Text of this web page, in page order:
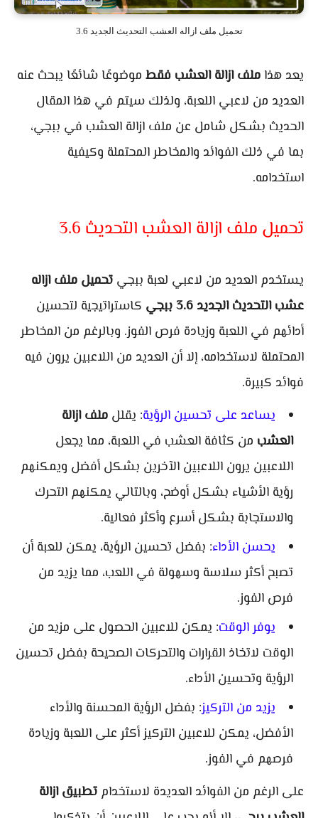
تحميل ملف ازاله العشب التحديث الجديد 3.6
يعد هذا ملف ازالة العشب فقط موضوعًا شائعًا يبحث عنه
العديد من لاعبي اللعبة، ولذلك سيتم في هذا المقال
الحديث بشكل شامل عن ملف ازالة العشب في ببجي،
بما في ذلك الفوائد والمخاطر المحتملة وكيفية
استخدامه.
تحميل ملف ازالة العشب التحديث 3.6
يستخدم العديد من لاعبي لعبة ببجي تحميل ملف ازاله
عشب التحديث الجديد 3.6 ببجي
كاستراتيجية لتحسين
أدائهم في اللعبة وزيادة فرص الفوز. وبالرغم من المخاطر
المحتملة لاستخدامه، إلا أن العديد من اللاعبين يرون فيه
فوائد كبيرة.
يساعد على تحسين الرؤية: يقلل ملف ازالة
العشب من كثافة العشب في اللعبة، مما يجعل
اللاعبين يرون اللاعبين الآخرين بشكل أفضل ويمكنهم
رؤية الأشياء بشكل أوضح، وبالتالي يمكنهم التحرك
والاستجابة بشكل أسرع وأكثر فعالية.
يحسن الأداء: بفضل تحسين الرؤية، يمكن للعبة أن
تصبح أكثر سلاسة وسهولة في اللعب، مما يزيد من
فرص الفوز.
يوفر الوقت: يمكن للاعبين الحصول على مزيد من
الوقت لاتخاذ القرارات والتحركات الصحيحة بفضل تحسين
الرؤية وتحسين الأداء.
يزيد من التركيز: بفضل الرؤية المحسنة والأداء
الأفضل، يمكن للاعبين التركيز أكثر على اللعبة وزيادة
فرصهم في الفوز.
على الرغم من الفوائد العديدة لاستخدام تطبيق ازالة